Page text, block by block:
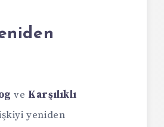
ve Karşılıklı
yeniden